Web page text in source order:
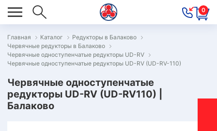
0
Главная Каталог
Редукторы в Балаково
Червячные редукторы в Балаково
Червячные одноступенчатые редукторы UD-RV
Червячные одноступенчатые редукторы UD-RV (UD-RV-110)
Червячные одноступенчатые
редукторы UD-RV (UD-RV110) |
Балаково